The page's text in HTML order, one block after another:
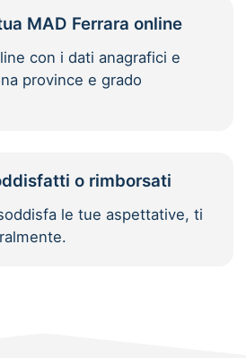
MAD Ferrara online
con i dati anagrafici e
province e grado
o rimborsati
le tue aspettative, ti